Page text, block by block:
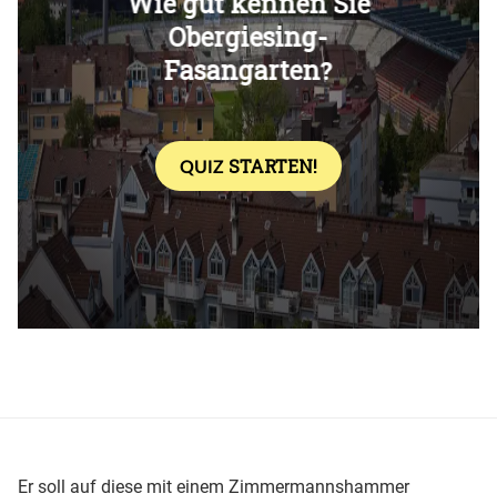
Überspringen
Er soll auf diese mit einem Zimmermannshammer